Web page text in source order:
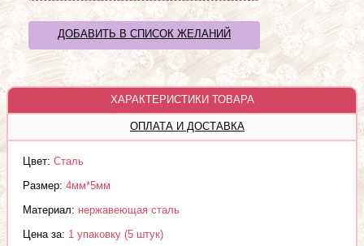
ДОБАВИТЬ В СПИСОК ЖЕЛАНИЙ
ХАРАКТЕРИСТИКИ ТОВАРА
ОПЛАТА И ДОСТАВКА
Цвет: Сталь
Размер: 4мм*5мм
Материал: нержавеющая сталь
Цена за: 1 упаковку (5 штук)